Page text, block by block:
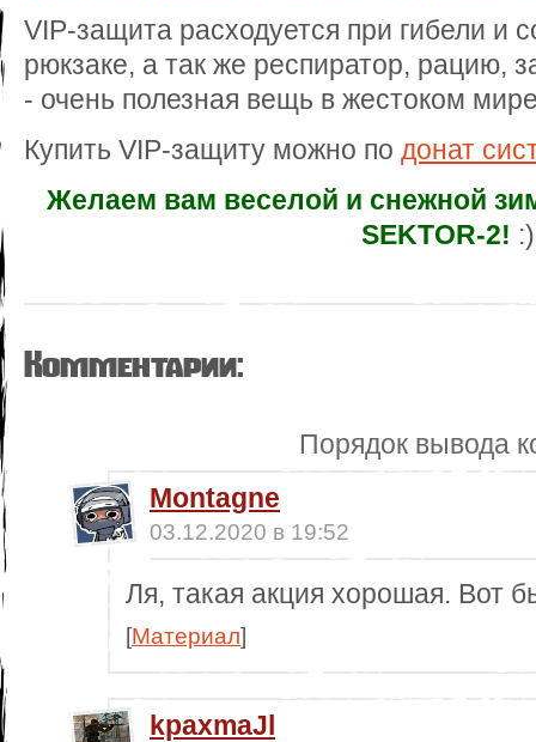
VIP-защита расходуется при гибели и
рюкзаке, а так же респиратор, рацию,
- очень полезная вещь в жестоком
Купить VIP-защиту можно по донат
Желаем вам веселой и снежной
SEKTOR-2! :)
Комментарии:
Порядок вывода
Montagne
03.12.2020 в 19:52
Ля, такая акция хорошая. Вот
[Материал]
kpaxmaJl